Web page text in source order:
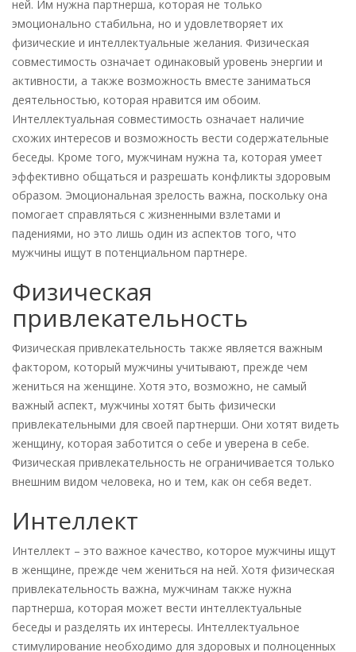
ней. Им нужна партнерша, которая не только
эмоционально стабильна, но и удовлетворяет их
физические и интеллектуальные желания. Физическая
совместимость означает одинаковый уровень энергии и
активности, а также возможность вместе заниматься
деятельностью, которая нравится им обоим.
Интеллектуальная совместимость означает наличие
схожих интересов и возможность вести содержательные
беседы. Кроме того, мужчинам нужна та, которая умеет
эффективно общаться и разрешать конфликты здоровым
образом. Эмоциональная зрелость важна, поскольку она
помогает справляться с жизненными взлетами и
падениями, но это лишь один из аспектов того, что
мужчины ищут в потенциальном партнере.
Физическая
привлекательность
Физическая привлекательность также является важным
фактором, который мужчины учитывают, прежде чем
жениться на женщине. Хотя это, возможно, не самый
важный аспект, мужчины хотят быть физически
привлекательными для своей партнерши. Они хотят видеть
женщину, которая заботится о себе и уверена в себе.
Физическая привлекательность не ограничивается только
внешним видом человека, но и тем, как он себя ведет.
Интеллект
Интеллект – это важное качество, которое мужчины ищут
в женщине, прежде чем жениться на ней. Хотя физическая
привлекательность важна, мужчинам также нужна
партнерша, которая может вести интеллектуальные
беседы и разделять их интересы. Интеллектуальное
стимулирование необходимо для здоровых и полноценных